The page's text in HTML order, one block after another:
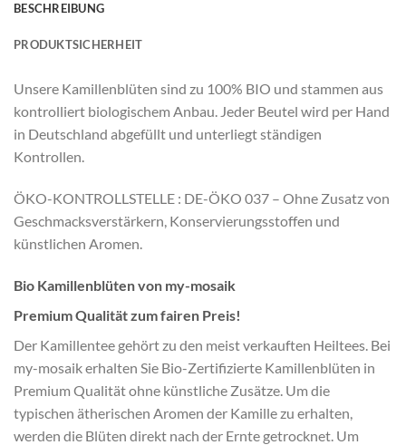
BESCHREIBUNG
PRODUKTSICHERHEIT
Unsere Kamillenblüten sind zu 100% BIO und stammen aus
kontrolliert biologischem Anbau. Jeder Beutel wird per Hand
in Deutschland abgefüllt und unterliegt ständigen
Kontrollen.
ÖKO-KONTROLLSTELLE : DE-ÖKO 037 – Ohne Zusatz von
Geschmacksverstärkern, Konservierungsstoffen und
künstlichen Aromen.
Bio Kamillenblüten von my-mosaik
Premium Qualität zum fairen Preis!
Der Kamillentee gehört zu den meist verkauften Heiltees. Bei
my-mosaik erhalten Sie Bio-Zertifizierte Kamillenblüten in
Premium Qualität ohne künstliche Zusätze. Um die
typischen ätherischen Aromen der Kamille zu erhalten,
werden die Blüten direkt nach der Ernte getrocknet. Um